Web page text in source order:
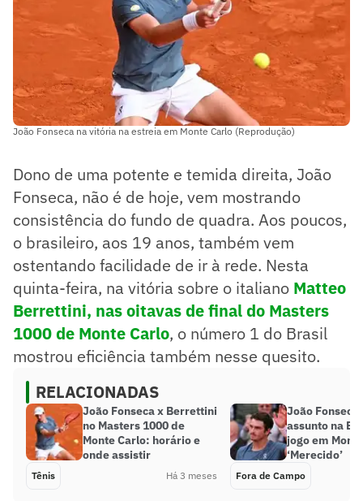
João Fonseca na vitória na estreia em Monte Carlo (Reprodução)
Dono de uma potente e temida direita, João
Fonseca, não é de hoje, vem mostrando
consistência do fundo de quadra. Aos poucos,
o brasileiro, aos 19 anos, também vem
ostentando facilidade de ir à rede. Nesta
quinta-feira, na vitória sobre o italiano Matteo
Berrettini, nas oitavas de final do Masters
1000 de Monte Carlo, o número 1 do Brasil
mostrou eficiência também nesse quesito.
RELACIONADAS
João Fonseca x Berrettini
no Masters 1000 de
Monte Carlo: horário e
onde assistir
Tênis Há 3 meses
João Fonseca
assunto na
jogo em
‘Merecido’
Fora de Campo